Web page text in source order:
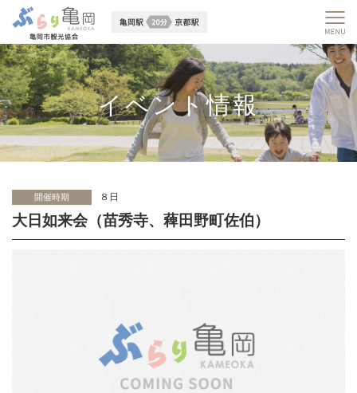
イベント情報
開催時期 ８日
大日如来会（苗秀寺、薭田野町佐伯）